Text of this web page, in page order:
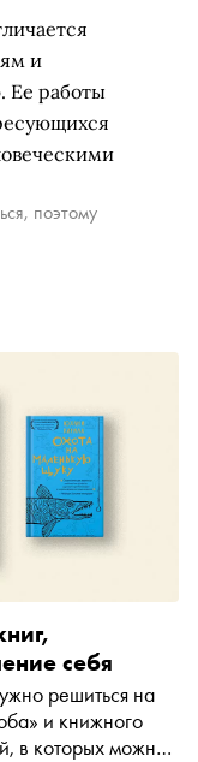
и
Ее работы
поэтому
себя
решиться на
и книжного